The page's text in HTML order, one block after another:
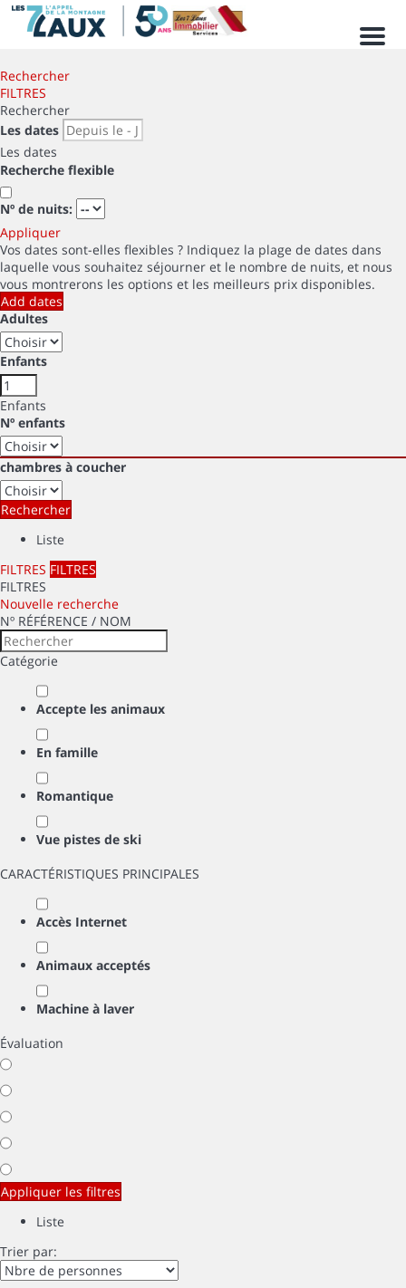
Menu
Rechercher
FILTRES
Rechercher
Les dates
Les dates
Recherche flexible
Nº de nuits:
Appliquer
Vos dates sont-elles flexibles ? Indiquez la plage de dates dans
laquelle vous souhaitez séjourner et le nombre de nuits, et nous
vous montrerons les options et les meilleurs prix disponibles.
Add dates
Adultes
Enfants
Enfants
Nº enfants
chambres à coucher
Rechercher
Liste
FILTRES FILTRES
FILTRES
Nouvelle recherche
Nº RÉFÉRENCE / NOM
Catégorie
Accepte les animaux
En famille
Romantique
Vue pistes de ski
CARACTÉRISTIQUES PRINCIPALES
Accès Internet
Animaux acceptés
Machine à laver
Évaluation
Appliquer les filtres
Liste
Trier par: